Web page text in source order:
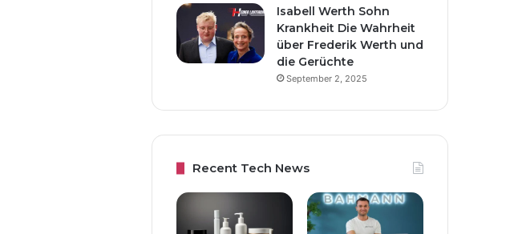
Isabell Werth Sohn
Krankheit Die Wahrheit
über Frederik Werth und
die Gerüchte
September 2, 2025
Recent Tech News